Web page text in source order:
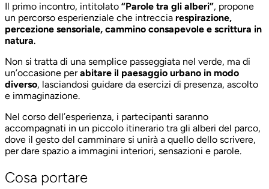
e immaginazione.
Nel corso dell’esperienza, i partecipanti saranno
accompagnati in un piccolo itinerario tra gli alberi del parco,
per dare spazio a immagini interiori, sensazioni e parole.
Cosa portare
Per vivere al meglio l’esperienza, si consiglia di portare con
sé:
penna
quaderno o fogli su cui scrivere
eventuali
abbigliamento comodo
Il primo incontro, intitolato “Parole tra gli alberi”, propone
un percorso esperienziale che intreccia respirazione,
percezione sensoriale, cammino consapevole e scrittura in
natura.
Non si tratta di una semplice passeggiata nel verde, ma di
un’occasione perabitare il paesaggio urbano in modo
diverso, lasciandosi guidare da esercizi di presenza, ascolto
e immaginazione.
Nel corso dell’esperienza, i partecipanti saranno
accompagnati in un piccolo itinerario tra gli alberi del parco,
dove il gesto del camminare si unirà a quello dello scrivere,
per dare spazio a immagini interiori, sensazioni e parole.
Cosa portare